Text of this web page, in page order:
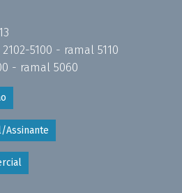
2102-5100 - ramal 5110
- ramal 5060
Assinante